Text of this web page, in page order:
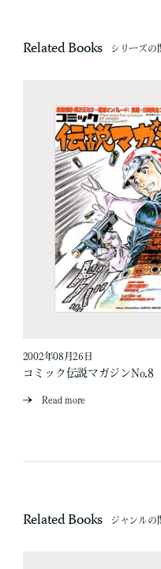
Related Books シリーズの
2002年08月26日
コミック伝説マガジンNo.8
Read more
Related Books ジャンルの